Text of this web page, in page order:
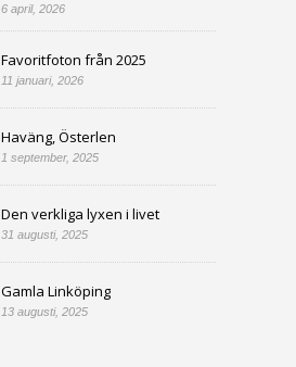
6 april, 2026
Favoritfoton från 2025
11 januari, 2026
Haväng, Österlen
1 september, 2025
Den verkliga lyxen i livet
31 augusti, 2025
Gamla Linköping
13 augusti, 2025